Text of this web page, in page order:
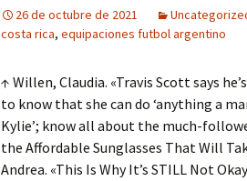
26 de octubre de 2021
costa rica, equipaciones futbol argentino
↑ Willen, Claudia. «Travis Scott says
to know that she can do ‘anything a
Kylie’; know all about the much-
the Affordable Sunglasses That Will
Andrea. «This Is Why It’s STILL Not